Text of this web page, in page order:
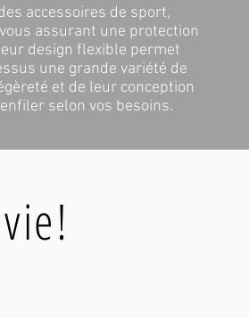
accessoires de sport,
assurant une protection
design flexible permet
une grande variété de
et de leur conception
selon vos besoins.